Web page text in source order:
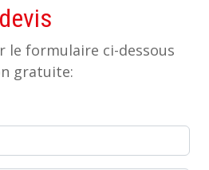
le formulaire ci-dessous
gratuite: